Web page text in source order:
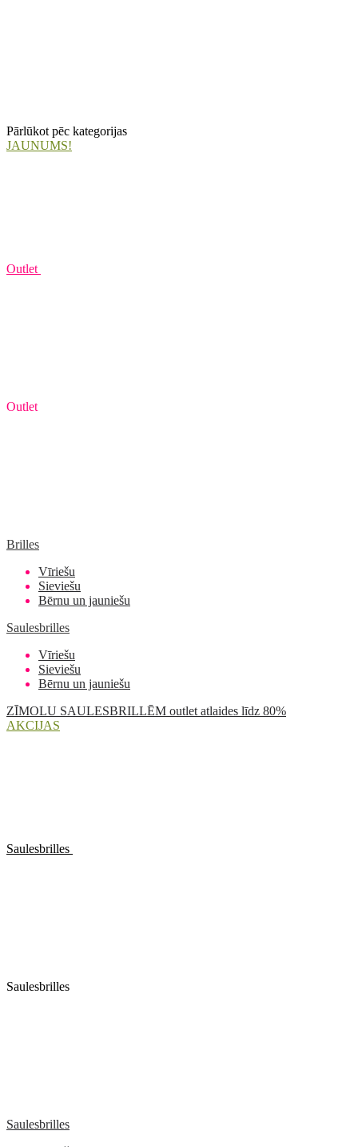
Pārlūkot pēc kategorijas
JAUNUMS!
Outlet
Outlet
Brilles
Vīriešu
Sieviešu
Bērnu un jauniešu
Saulesbrilles
Vīriešu
Sieviešu
Bērnu un jauniešu
ZĪMOLU SAULESBRILLĒM outlet atlaides līdz 80%
AKCIJAS
Saulesbrilles
Saulesbrilles
Saulesbrilles